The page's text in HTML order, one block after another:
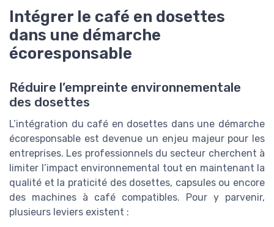
Intégrer le café en dosettes
dans une démarche
écoresponsable
Réduire l’empreinte environnementale
des dosettes
L’intégration du café en dosettes dans une démarche
écoresponsable est devenue un enjeu majeur pour les
entreprises. Les professionnels du secteur cherchent à
limiter l’impact environnemental tout en maintenant la
qualité et la praticité des dosettes, capsules ou encore
des machines à café compatibles. Pour y parvenir,
plusieurs leviers existent :